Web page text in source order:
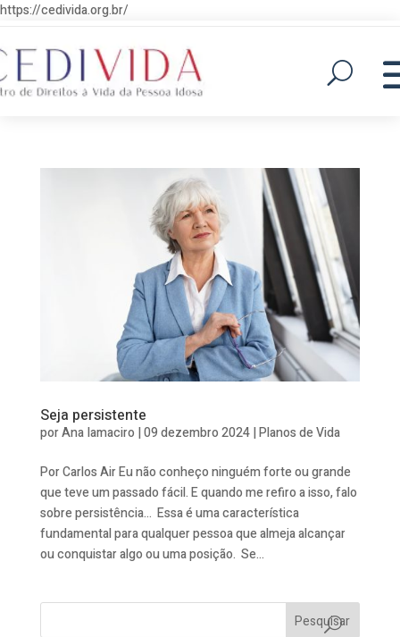
https://cedivida.org.br/
Seja persistente
porAna Iamaciro |09 dezembro 2024|Planos de Vida
Por Carlos Air Eu não conheço ninguém forte ou grande
que teve um passado fácil. E quando me refiro a isso, falo
sobre persistência… Essa é uma característica
fundamental para qualquer pessoa que almeja alcançar
ou conquistar algo ou uma posição. Se...
Pesquisar